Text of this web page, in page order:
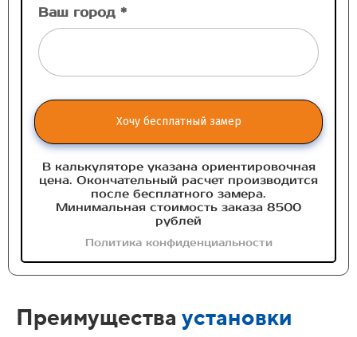
Ваш город *
Хочу бесплатный замер
В калькуляторе указана ориентировочная
цена. Окончательный расчет производится
после бесплатного замера.
Минимальная стоимость заказа 8500
рублей
Политика конфиденциальности
Преимущества установки